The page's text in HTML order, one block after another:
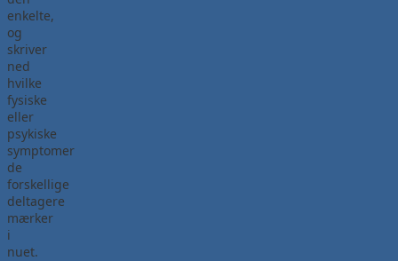
enkelte,
og
skriver
ned
hvilke
fysiske
eller
psykiske
symptomer
de
forskellige
deltagere
mærker
i
nuet.